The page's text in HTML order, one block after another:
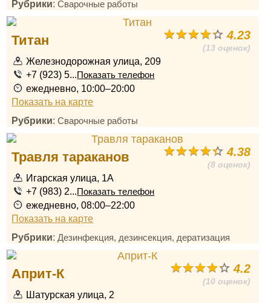
Рубрики:Сварочные работы
4.23
(13 оценок)
Титан
Железнодорожная улица, 209
+7 (923) 5...Показать телефон
ежедневно, 10:00–20:00
Показать на карте
Рубрики:Сварочные работы
4.38
(8 оценок)
Травля тараканов
Игарская улица, 1А
+7 (983) 2...Показать телефон
ежедневно, 08:00–22:00
Показать на карте
Рубрики:Дезинфекция, дезинсекция, дератизация
4.2
(10 оценок)
Априт-К
Шатурская улица, 2